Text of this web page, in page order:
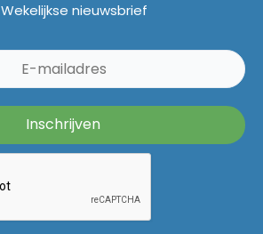
Wekelijkse nieuwsbrief